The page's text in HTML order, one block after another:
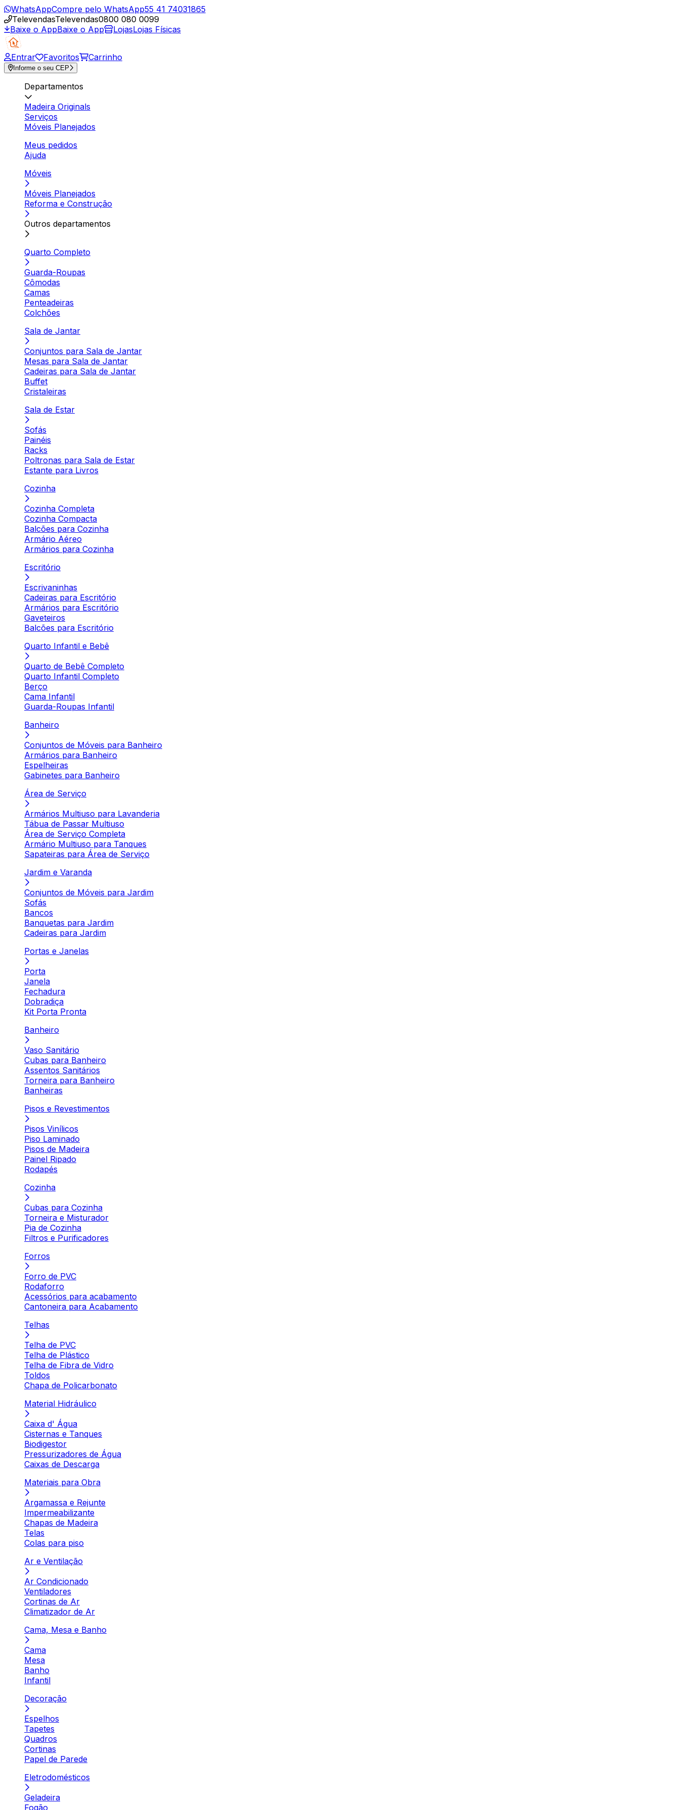
WhatsAppCompre pelo WhatsApp55 41 74031865
TelevendasTelevendas0800 080 0099
Baixe o AppBaixe o App LojasLojas Físicas
Entrar Favoritos Carrinho
Informe o seu CEP
Departamentos
Madeira Originals
Serviços
Móveis Planejados
Meus pedidos
Ajuda
Móveis
Móveis Planejados
Reforma e Construção
Outros departamentos
Quarto Completo
Guarda-Roupas
Cômodas
Camas
Penteadeiras
Colchões
Sala de Jantar
Conjuntos para Sala de Jantar
Mesas para Sala de Jantar
Cadeiras para Sala de Jantar
Buffet
Cristaleiras
Sala de Estar
Sofás
Painéis
Racks
Poltronas para Sala de Estar
Estante para Livros
Cozinha
Cozinha Completa
Cozinha Compacta
Balcões para Cozinha
Armário Aéreo
Armários para Cozinha
Escritório
Escrivaninhas
Cadeiras para Escritório
Armários para Escritório
Gaveteiros
Balcões para Escritório
Quarto Infantil e Bebê
Quarto de Bebê Completo
Quarto Infantil Completo
Berço
Cama Infantil
Guarda-Roupas Infantil
Banheiro
Conjuntos de Móveis para Banheiro
Armários para Banheiro
Espelheiras
Gabinetes para Banheiro
Área de Serviço
Armários Multiuso para Lavanderia
Tábua de Passar Multiuso
Área de Serviço Completa
Armário Multiuso para Tanques
Sapateiras para Área de Serviço
Jardim e Varanda
Conjuntos de Móveis para Jardim
Sofás
Bancos
Banquetas para Jardim
Cadeiras para Jardim
Portas e Janelas
Porta
Janela
Fechadura
Dobradiça
Kit Porta Pronta
Banheiro
Vaso Sanitário
Cubas para Banheiro
Assentos Sanitários
Torneira para Banheiro
Banheiras
Pisos e Revestimentos
Pisos Vinílicos
Piso Laminado
Pisos de Madeira
Painel Ripado
Rodapés
Cozinha
Cubas para Cozinha
Torneira e Misturador
Pia de Cozinha
Filtros e Purificadores
Forros
Forro de PVC
Rodaforro
Acessórios para acabamento
Cantoneira para Acabamento
Telhas
Telha de PVC
Telha de Plástico
Telha de Fibra de Vidro
Toldos
Chapa de Policarbonato
Material Hidráulico
Caixa d' Água
Cisternas e Tanques
Biodigestor
Pressurizadores de Água
Caixas de Descarga
Materiais para Obra
Argamassa e Rejunte
Impermeabilizante
Chapas de Madeira
Telas
Colas para piso
Ar e Ventilação
Ar Condicionado
Ventiladores
Cortinas de Ar
Climatizador de Ar
Cama, Mesa e Banho
Cama
Mesa
Banho
Infantil
Decoração
Espelhos
Tapetes
Quadros
Cortinas
Papel de Parede
Eletrodomésticos
Geladeira
Fogão